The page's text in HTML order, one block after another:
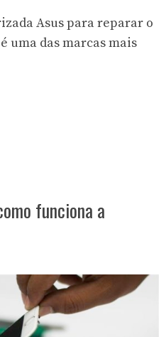
Asus para reparar o
uma das marcas mais
funciona a